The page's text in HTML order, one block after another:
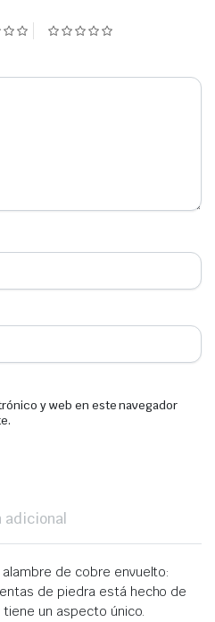
y web en este navegador
de cobre envuelto:
de piedra está hecho de
un aspecto único.